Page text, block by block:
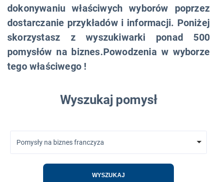
dokonywaniu właściwych wyborów poprzez
dostarczanie przykładów i informacji. Poniżej
skorzystasz z wyszukiwarki ponad 500
pomysłów na biznes.Powodzenia w wyborze
tego właściwego !
Wyszukaj pomysł
Pomysły na biznes franczyza
WYSZUKAJ